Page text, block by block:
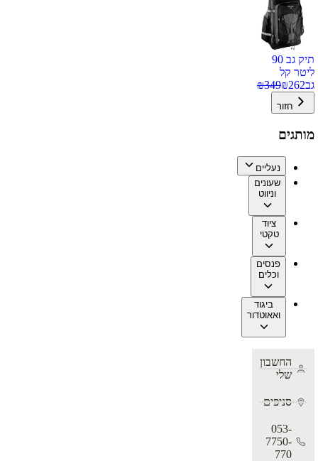
תיק גב 90
ליטר קל
גב
₪262
₪349
חזור
מותגים
נעליים
שעונים
וניווט
ציוד
טקטי
פנסים
וכלים
ביגוד
ואאוטדור
החשבון
שלי
סניפים
053-
7750-
770